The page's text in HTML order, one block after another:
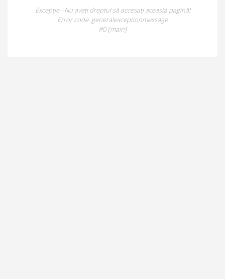
Excepție - Nu aveți dreptul să accesați această pagină!
Error code: generalexceptionmessage
#0 {main}